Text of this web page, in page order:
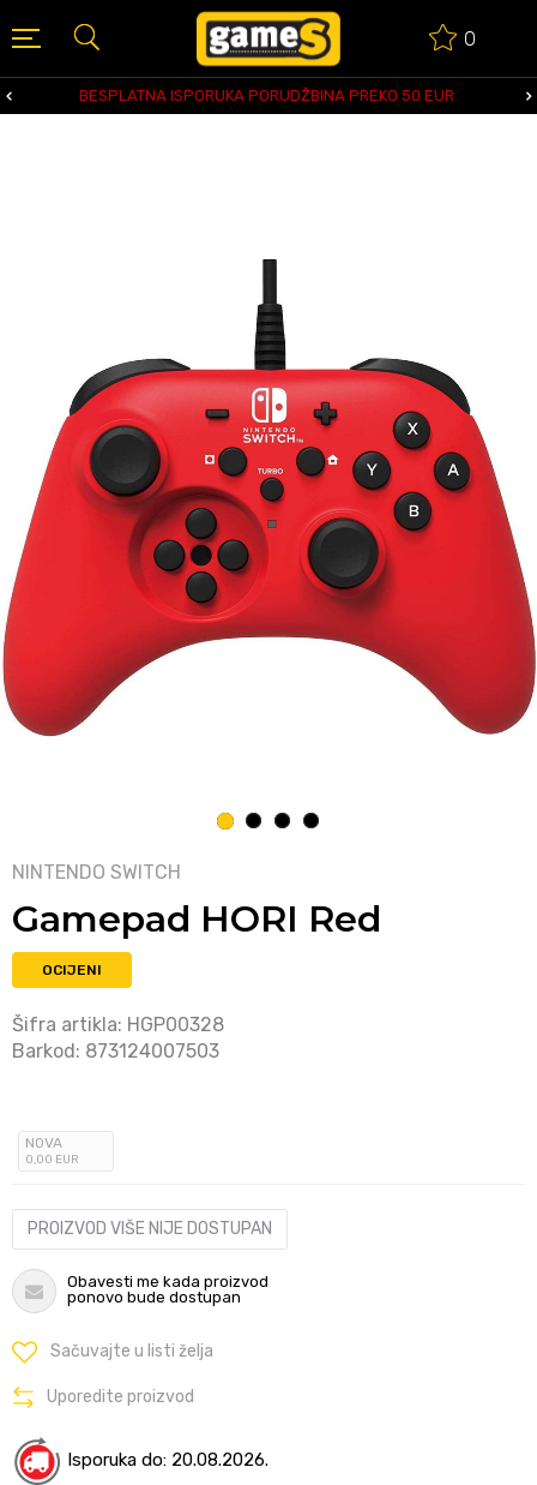
0
BESPLATNA ISPORUKA PORUDŽBINA PREKO 50 EUR
1 2 3 4
NINTENDO SWITCH
Gamepad HORI Red
OCIJENI
Šifra artikla: HGP00328
Barkod: 873124007503
NOVA
0,00 EUR
PROIZVOD VIŠE NIJE DOSTUPAN
Obavesti me kada proizvod
ponovo bude dostupan
Sačuvajte u listi želja
Uporedite proizvod
Isporuka do: 20.08.2026.